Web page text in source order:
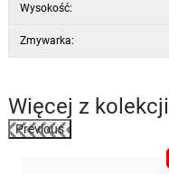
Wysokość:
Zmywarka:
Więcej z kolekcji
Previous